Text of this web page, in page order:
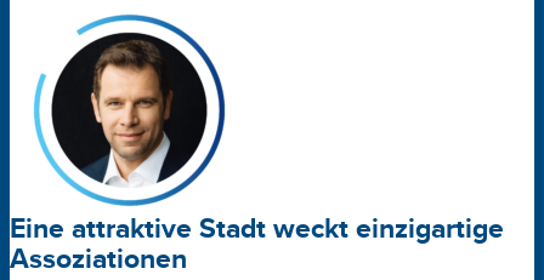
Eine attraktive Stadt weckt einzigartige
Assoziationen